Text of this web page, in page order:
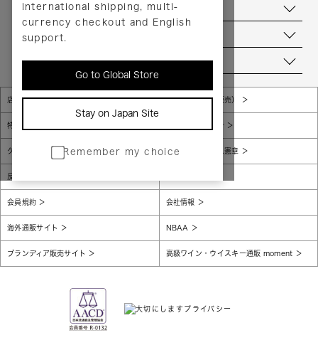
international shipping, multi-
currency checkout and English
support.
Go to Global Store
Stay on Japan Site
Remember my choice
ヘルプ
お問い合わせ
当店について
店舗一覧 販売規約（店頭販売）
特定商取引法に基づく表示 個人情報保護方針
グローバルプライバシーポリシー コンプライアンス憲章
反社会的勢力に対する基本方針
会員規約 会社情報
海外通販サイト NBAA
ブランディア販売サイト 高級ワイン・ウイスキー通販 moment